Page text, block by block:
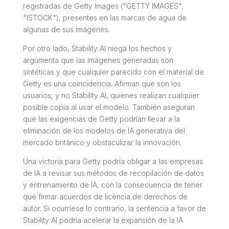
registradas de Getty Images ("GETTY IMAGES",
"ISTOCK"), presentes en las marcas de agua de
algunas de sus imágenes.
Por otro lado, Stability AI niega los hechos y
argumenta que las imágenes generadas son
sintéticas y que cualquier parecido con el material de
Getty es una coincidencia. Afirman que son los
usuarios, y no Stability AI, quienes realizan cualquier
posible copia al usar el modelo. También aseguran
que las exigencias de Getty podrían llevar a la
eliminación de los modelos de IA generativa del
mercado británico y obstaculizar la innovación.
Una victoria para Getty podría obligar a las empresas
de IA a revisar sus métodos de recopilación de datos
y entrenamiento de IA, con la consecuencia de tener
que firmar acuerdos de licencia de derechos de
autor. Si ocurriese lo contrario, la sentencia a favor de
Stability AI podría acelerar la expansión de la IA